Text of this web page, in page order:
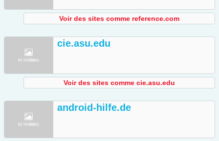
Voir des sites comme reference.com
cie.asu.edu
Voir des sites comme cie.asu.edu
android-hilfe.de